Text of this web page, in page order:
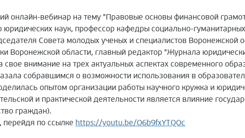
онлайн-вебинар на тему "Правовые основы финансовой
наук, профессор кафедры социально-
Совета молодых ученых и специалистов Воронежской
Воронежской области, главный редактор "Журнала
внимание на трех актуальных аспектах современного
собравшимся о возможности использования в
опытом организации работы научного кружка и
и практической деятельности является влияние
граждан).
по ссылке https://youtu.be/O6b9fxYTQOc